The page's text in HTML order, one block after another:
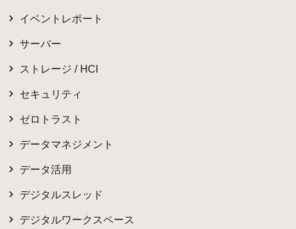
イベントレポート
サーバー
ストレージ / HCI
セキュリティ
ゼロトラスト
データマネジメント
データ活用
デジタルスレッド
デジタルワークスペース